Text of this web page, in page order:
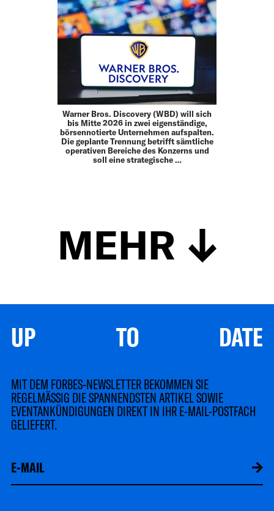
Warner Bros. Discovery (WBD) will sich
bis Mitte 2026 in zwei eigenständige,
börsennotierte Unternehmen aufspalten.
Die geplante Trennung betrifft sämtliche
operativen Bereiche des Konzerns und
soll eine strategische …
MEHR
UP TO DATE
MIT DEM FORBES-NEWSLETTER BEKOMMEN SIE
REGELMÄSSIG DIE SPANNENDSTEN ARTIKEL SOWIE
EVENTANKÜNDIGUNGEN DIREKT IN IHR E-MAIL-POSTFACH
GELIEFERT.